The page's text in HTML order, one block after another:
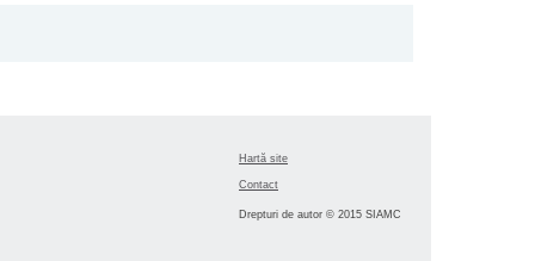
Hartă site
Contact
Drepturi de autor © 2015 SIAMC